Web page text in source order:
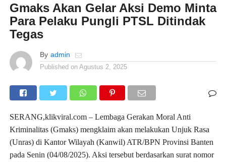
Gmaks Akan Gelar Aksi Demo Minta
Para Pelaku Pungli PTSL Ditindak
Tegas
By admin
Published on Agustus 2, 2025
SERANG,klikviral.com – Lembaga Gerakan Moral Anti
Kriminalitas (Gmaks) mengklaim akan melakukan Unjuk Rasa
(Unras) di Kantor Wilayah (Kanwil) ATR/BPN Provinsi Banten
pada Senin (04/08/2025). Aksi tersebut berdasarkan surat nomor